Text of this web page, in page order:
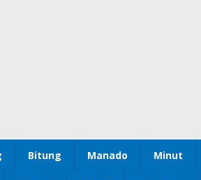
Bitung Manado Minut